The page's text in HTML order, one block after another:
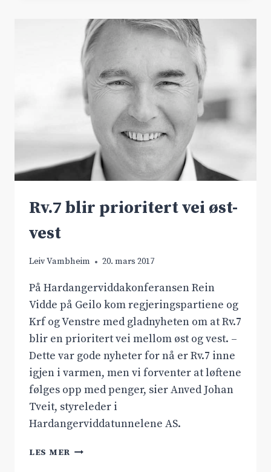
2029
Rv.7 blir prioritert vei øst-
vest
Leiv Vambheim 20. mars 2017
På Hardangerviddakonferansen Rein
Vidde på Geilo kom regjeringspartiene og
Krf og Venstre med gladnyheten om at Rv.7
blir en prioritert vei mellom øst og vest. –
Dette var gode nyheter for nå er Rv.7 inne
igjen i varmen, men vi forventer at løftene
følges opp med penger, sier Anved Johan
Tveit, styreleder i
Hardangerviddatunnelene AS.
LES MER RV.7